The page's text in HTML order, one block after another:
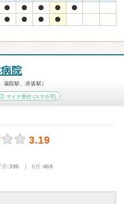
院
薬院駅、赤坂駅）
マイナ受付 (スマホ可)
3.19
:396 | 6月:469